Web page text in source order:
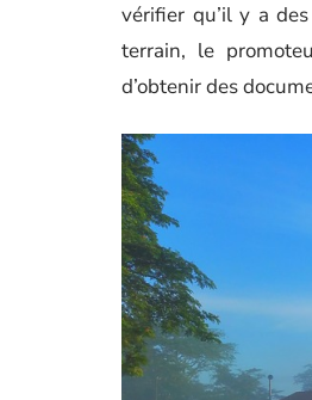
vérifier qu’il y a
terrain, le
d’obtenir des